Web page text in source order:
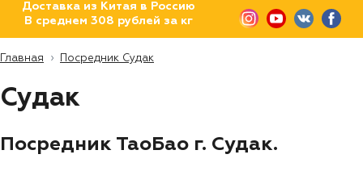
Доставка из Китая в Россию
В среднем 308 рублей за кг
Главная Посредник Судак
Судак
Посредник ТаоБао г. Судак.